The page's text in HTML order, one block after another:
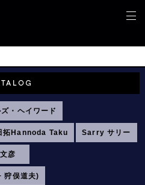
・ヘイワード
拓Hannoda Taku Sarry サリー
文彦
俣道夫)